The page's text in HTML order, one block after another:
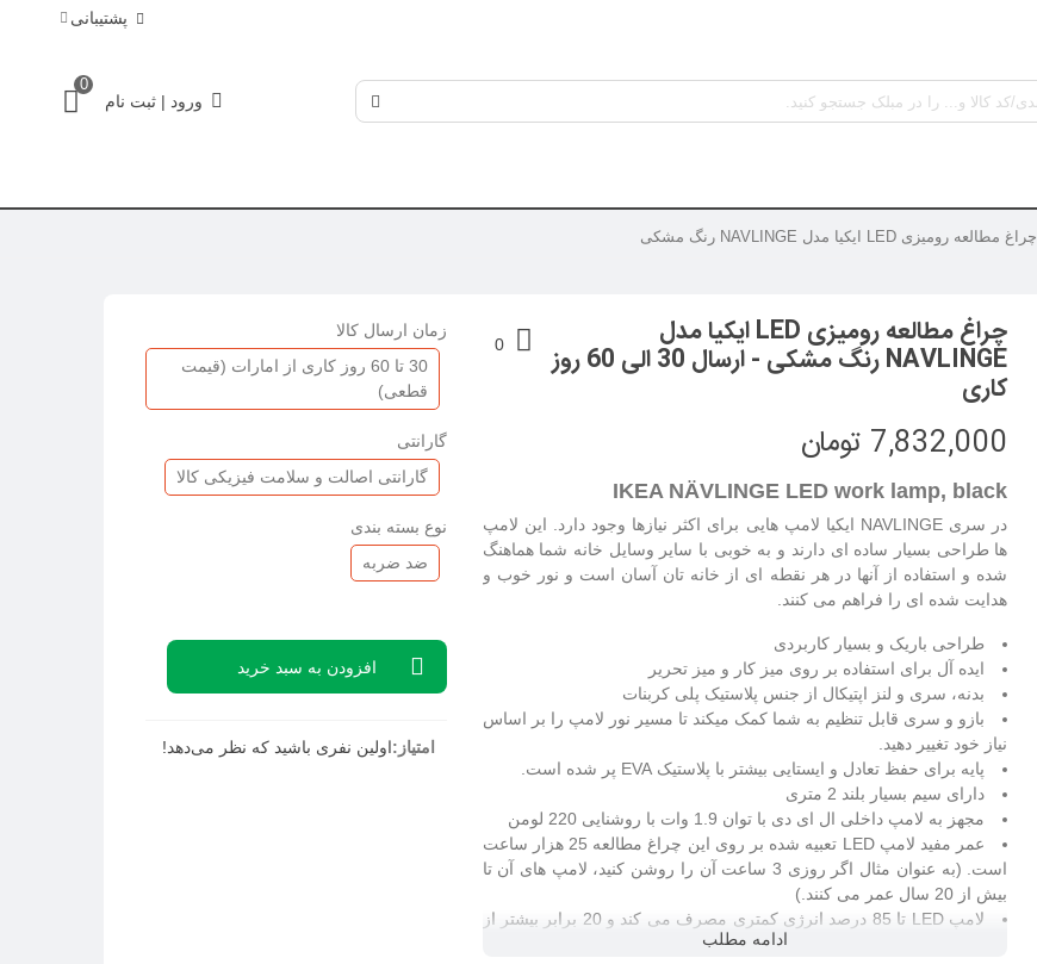
پشتیبانی
ورود | ثبت نام
0
چراغ مطالعه رومیزی LED ایکیا مدل NAVLINGE رنگ مشکی
چراغ مطالعه رومیزی LED ایکیا مدل
NAVLINGE رنگ مشکی - ارسال 30 الی 60 روز
کاری
0
7,832,000 تومان
IKEA NÄVLINGE LED work lamp, black
در سری NAVLINGE ایکیا لامپ هایی برای اکثر نیازها وجود دارد. این لامپ
ها طراحی بسیار ساده ای دارند و به خوبی با سایر وسایل خانه شما هماهنگ
شده و استفاده از آنها در هر نقطه ای از خانه تان آسان است و نور خوب و
هدایت شده ای را فراهم می کنند.
طراحی باریک و بسیار کاربردی
ایده آل برای استفاده بر روی میز کار و میز تحریر
بدنه، سری و لنز اپتیکال از جنس پلاستیک پلی کربنات
بازو و سری قابل تنظیم به شما کمک میکند تا مسیر نور لامپ را بر اساس
نیاز خود تغییر دهید.
پایه برای حفظ تعادل و ایستایی بیشتر با پلاستیک EVA پر شده است.
دارای سیم بسیار بلند 2 متری
مجهز به لامپ داخلی ال ای دی با توان 1.9 وات با روشنایی 220 لومن
عمر مفید لامپ LED تعبیه شده بر روی این
چراغ مطالعه
25 هزار ساعت
است. (به عنوان مثال اگر روزی 3 ساعت آن را روشن کنید، لامپ های آن تا
بیش از 20 سال عمر می کنند.)
لامپ LED تا 85 درصد انرژی کمتری مصرف می کند و 20 برابر بیشتر از
لامپ های رشته ای دوام می آورد.ادامه مطلب
زمان ارسال کالا
30 تا 60 روز کاری از امارات (قیمت
قطعی)
گارانتی
گارانتی اصالت و سلامت فیزیکی کالا
نوع بسته بندی
ضد ضربه
افزودن به سبد خرید
امتیاز:اولین نفری باشید که نظر می‌دهد!